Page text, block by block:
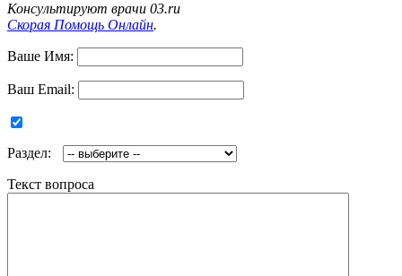
Консультируют врачи 03.ru
Скорая Помощь Онлайн.
Ваше Имя:
Ваш Email:
Раздел:
Текст вопроса